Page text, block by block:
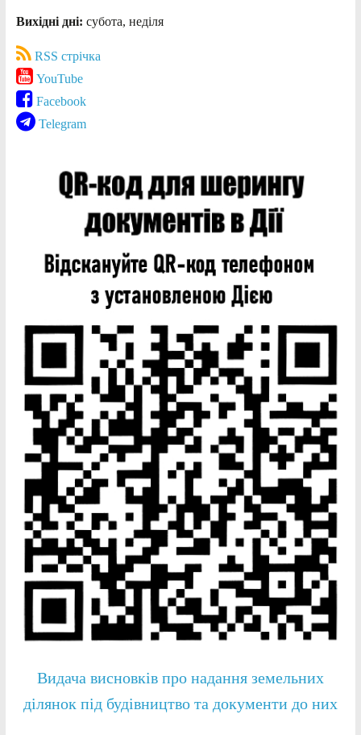
Вихідні дні: субота, неділя
RSS стрічка
YouTube
Facebook
Telegram
Видача висновків про надання земельних
ділянок під будівництво та документи до них